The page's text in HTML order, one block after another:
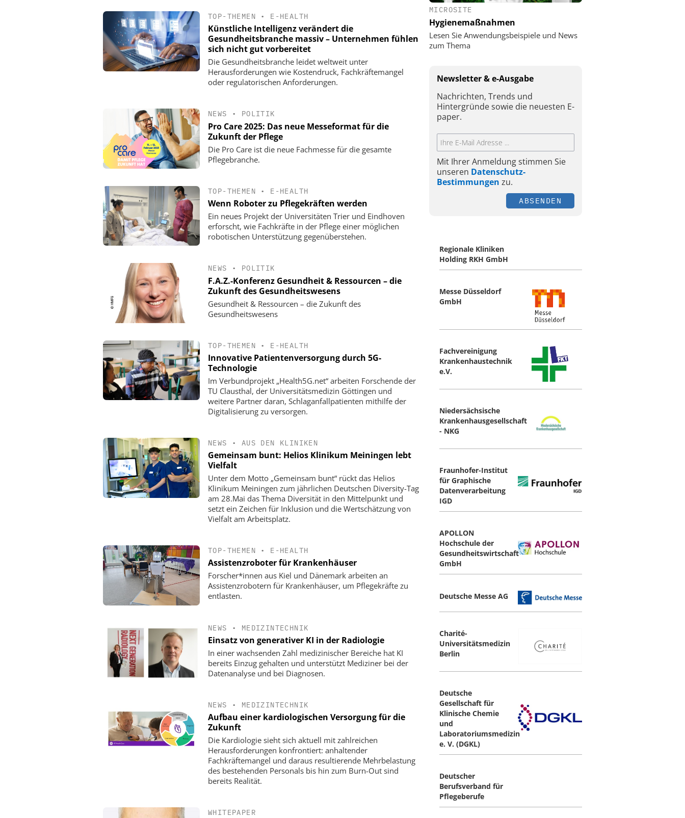
TOP-THEMEN • E-HEALTH
Künstliche Intelligenz verändert die
Gesundheitsbranche massiv – Unternehmen fühlen
sich nicht gut vorbereitet
Die Gesundheitsbranche leidet weltweit unter
Herausforderungen wie Kostendruck, Fachkräftemangel
oder regulatorischen Anforderungen.
NEWS • POLITIK
Pro Care 2025: Das neue Messeformat für die
Zukunft der Pflege
Die Pro Care ist die neue Fachmesse für die gesamte
Pflegebranche.
TOP-THEMEN • E-HEALTH
Wenn Roboter zu Pflegekräften werden
Ein neues Projekt der Universitäten Trier und Eindhoven
erforscht, wie Fachkräfte in der Pflege einer möglichen
robotischen Unterstützung gegenüberstehen.
NEWS • POLITIK
F.A.Z.-Konferenz Gesundheit & Ressourcen – die
Zukunft des Gesundheitswesens
Gesundheit & Ressourcen – die Zukunft des
Gesundheitswesens
TOP-THEMEN • E-HEALTH
Innovative Patientenversorgung durch 5G-
Technologie
Im Verbundprojekt „Health5G.net“ arbeiten Forschende der
TU Clausthal, der Universitätsmedizin Göttingen und
weitere Partner daran, Schlaganfallpatienten mithilfe der
Digitalisierung zu versorgen.
NEWS • AUS DEN KLINIKEN
Gemeinsam bunt: Helios Klinikum Meiningen lebt
Vielfalt
Unter dem Motto „Gemeinsam bunt“ rückt das Helios
Klinikum Meiningen zum jährlichen Deutschen Diversity-Tag
am 28.Mai das Thema Diversität in den Mittelpunkt und
setzt ein Zeichen für Inklusion und die Wertschätzung von
Vielfalt am Arbeitsplatz.
TOP-THEMEN • E-HEALTH
Assistenzroboter für Krankenhäuser
Forscher*innen aus Kiel und Dänemark arbeiten an
Assistenzrobotern für Krankenhäuser, um Pflegekräfte zu
entlasten.
NEWS • MEDIZINTECHNIK
Einsatz von generativer KI in der Radiologie
In einer wachsenden Zahl medizinischer Bereiche hat KI
bereits Einzug gehalten und unterstützt Mediziner bei der
Datenanalyse und bei Diagnosen.
NEWS • MEDIZINTECHNIK
Aufbau einer kardiologischen Versorgung für die
Zukunft
Die Kardiologie sieht sich aktuell mit zahlreichen
Herausforderungen konfrontiert: anhaltender
Fachkräftemangel und daraus resultierende Mehrbelastung
des bestehenden Personals bis hin zum Burn-Out sind
bereits Realität.
WHITEPAPER
MICROSITE
Hygienemaßnahmen
Lesen Sie Anwendungsbeispiele und News
zum Thema
Newsletter & e-Ausgabe
Nachrichten, Trends und
Hintergründe sowie die neuesten E-
paper.
Mit Ihrer Anmeldung stimmen Sie
unseren Datenschutz-
Bestimmungen zu.
ABSENDEN
Regionale Kliniken
Holding RKH GmbH
Messe Düsseldorf
GmbH
Fachvereinigung
Krankenhaustechnik
e.V.
Niedersächsische
Krankenhausgesellschaft
- NKG
Fraunhofer-Institut
für Graphische
Datenverarbeitung
IGD
APOLLON
Hochschule der
Gesundheitswirtschaft
GmbH
Deutsche Messe AG
Charité-
Universitätsmedizin
Berlin
Deutsche
Gesellschaft für
Klinische Chemie
und
Laboratoriumsmedizin
e. V. (DGKL)
Deutscher
Berufsverband für
Pflegeberufe